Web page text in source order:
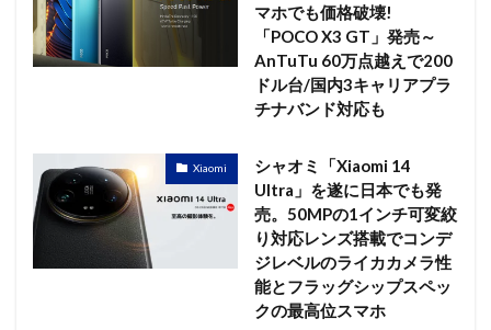
マホでも価格破壊!
「POCO X3 GT」発売～
AnTuTu 60万点越えで200
ドル台/国内3キャリアプラ
チナバンド対応も
Xiaomi
シャオミ「Xiaomi 14
Ultra」を遂に日本でも発
売。50MPの1インチ可変絞
り対応レンズ搭載でコンデ
ジレベルのライカカメラ性
能とフラッグシップスペッ
クの最高位スマホ